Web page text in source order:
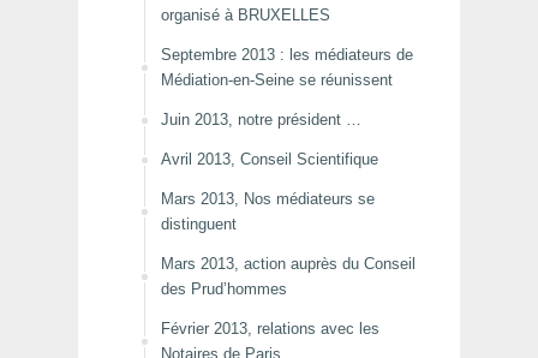
organisé à BRUXELLES
Septembre 2013 : les médiateurs de
Médiation-en-Seine se réunissent
Juin 2013, notre président …
Avril 2013, Conseil Scientifique
Mars 2013, Nos médiateurs se
distinguent
Mars 2013, action auprès du Conseil
des Prud’hommes
Février 2013, relations avec les
Notaires de Paris